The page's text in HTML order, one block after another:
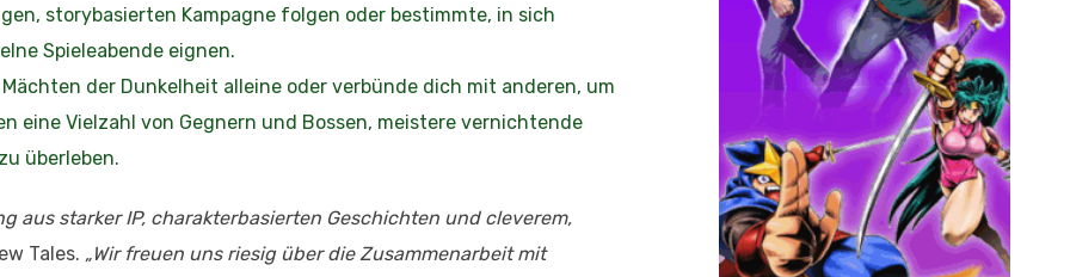
storybasierten Kampagne folgen oder bestimmte, in sich
Spieleabende eignen.
der Dunkelheit alleine oder verbünde dich mit anderen, um
eine Vielzahl von Gegnern und Bossen, meistere vernichtende
überleben.
aus starker IP, charakterbasierten Geschichten und cleverem,
Tales. „Wir freuen uns riesig über die Zusammenarbeit mit